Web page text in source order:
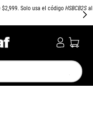
Solo usa el código HSBCB2S al